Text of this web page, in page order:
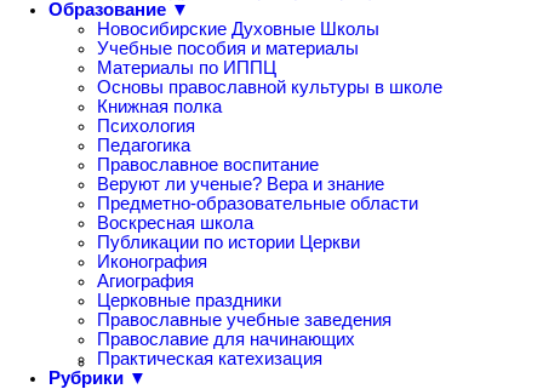
Образование ▼
Новосибирские Духовные Школы
Учебные пособия и материалы
Материалы по ИППЦ
Основы православной культуры в школе
Книжная полка
Психология
Педагогика
Православное воспитание
Веруют ли ученые? Вера и знание
Предметно-образовательные области
Воскресная школа
Публикации по истории Церкви
Иконография
Агиография
Церковные праздники
Православные учебные заведения
Православие для начинающих
Практическая катехизация
Рубрики ▼